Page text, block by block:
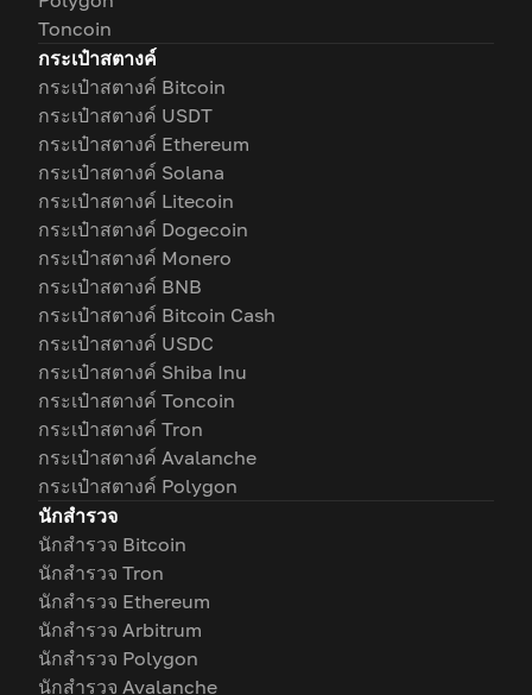
Toncoin
กระเป๋าสตางค์
กระเป๋าสตางค์ Bitcoin
กระเป๋าสตางค์ USDT
กระเป๋าสตางค์ Ethereum
กระเป๋าสตางค์ Solana
กระเป๋าสตางค์ Litecoin
กระเป๋าสตางค์ Dogecoin
กระเป๋าสตางค์ Monero
กระเป๋าสตางค์ BNB
กระเป๋าสตางค์ Bitcoin Cash
กระเป๋าสตางค์ USDC
กระเป๋าสตางค์ Shiba Inu
กระเป๋าสตางค์ Toncoin
กระเป๋าสตางค์ Tron
กระเป๋าสตางค์ Avalanche
กระเป๋าสตางค์ Polygon
นักสำรวจ
นักสำรวจ Bitcoin
นักสำรวจ Tron
นักสำรวจ Ethereum
นักสำรวจ Arbitrum
นักสำรวจ Polygon
นักสำรวจ Avalanche